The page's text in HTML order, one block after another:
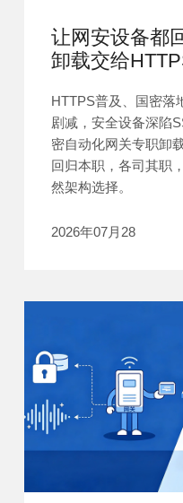
让网安设备都
卸载交给
HTTPS普及、国密落
剧减，安全设备深陷
密自动化网关专职卸
回归本职，各司其职
然架构选择。
2026年07月28